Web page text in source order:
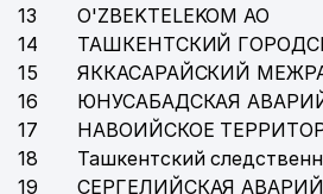
13
O'ZBEKTELEKOM АО
14
ТАШКЕНТСКИЙ
15
ЯККАСАРАЙСКИЙ
16
ЮНУСАБАДСКАЯ
17
НАВОИЙСКОЕ
18
Ташкентский
19
СЕРГЕЛИЙСКАЯ